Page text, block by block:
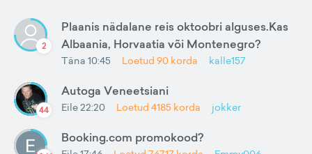
2
Plaanis nädalane reis oktoobri alguses.Kas
Albaania, Horvaatia või Montenegro?
Täna 10:45 Loetud 90 korda kalle157
44
Autoga Veneetsiani
Eile 22:20 Loetud 4185 korda jokker
Booking.com promokood?